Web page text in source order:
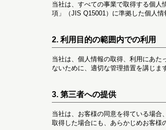
当社は、すべての事業で取得する個
項」（JIS Q15001）に準拠した個人
2. 利用目的の範囲内での利用
当社は、個人情報の取得、利用にあ
ないために、適切な管理措置を講じま
3. 第三者への提供
当社は、お客様の同意を得ている場
取得した場合にも、あらかじめお客様